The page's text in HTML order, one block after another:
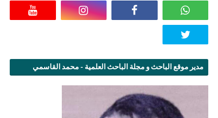
مدير موقع الباحث و مجلة الباحث العلمية - محمد القاسمي